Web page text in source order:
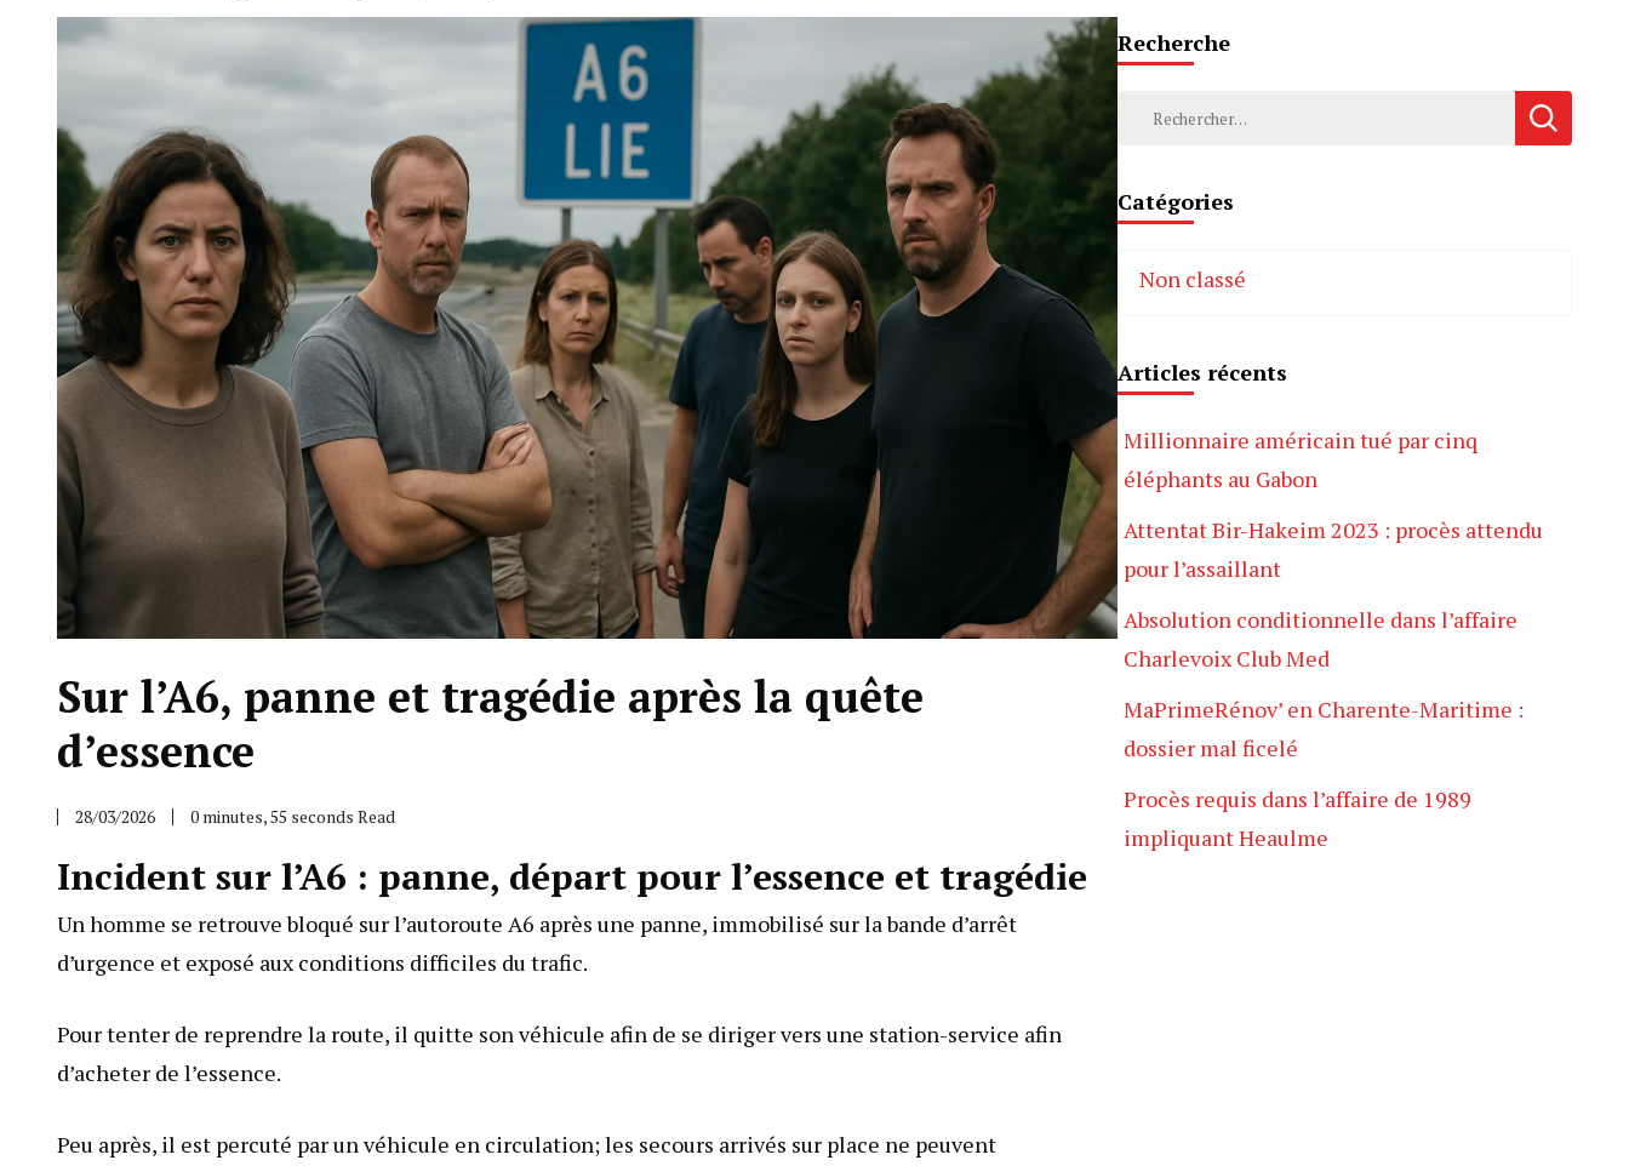
Sur l’A6, panne et tragédie après la quête
d’essence
28/03/2026 0 minutes, 55 seconds Read
Incident sur l’A6 : panne, départ pour l’essence et tragédie
Un homme se retrouve bloqué sur l’autoroute A6 après une panne, immobilisé sur la bande d’arrêt
d’urgence et exposé aux conditions difficiles du trafic.
Pour tenter de reprendre la route, il quitte son véhicule afin de se diriger vers une station-service afin
d’acheter de l’essence.
Peu après, il est percuté par un véhicule en circulation; les secours arrivés sur place ne peuvent
Recherche
Rechercher :
Catégories
Non classé
Articles récents
Millionnaire américain tué par cinq
éléphants au Gabon
Attentat Bir-Hakeim 2023 : procès attendu
pour l’assaillant
Absolution conditionnelle dans l’affaire
Charlevoix Club Med
MaPrimeRénov’ en Charente-Maritime :
dossier mal ficelé
Procès requis dans l’affaire de 1989
impliquant Heaulme